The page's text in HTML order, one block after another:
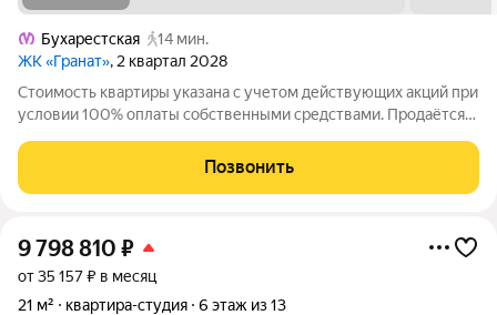
Бухарестская
14 мин.
ЖК «Гранат», 2 квартал 2028
Стоимость квартиры указана с учетом действующих акций при
условии 100% оплаты собственными средствами. Продаётся
(Росстройинвест). Квартира находится в 13 этажном доме, в
Гранат - Корпус К3 на
Позвонить
9 798 810 ₽
от 35 157 ₽ в месяц
21 м²
квартира-студия 6 этаж из 13